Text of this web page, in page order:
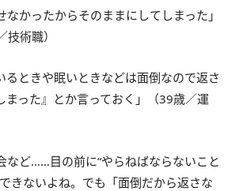
なかったからそのままにしてしまった」
技術職）
るときや眠いときなどは面倒なので返さ
まった』とか言っておく」（39歳／運
など……目の前に“やらねばならないこと
きないよね。でも「面倒だから返さな